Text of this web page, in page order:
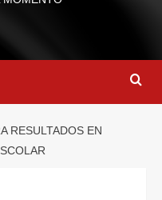
RESULTADOS EN